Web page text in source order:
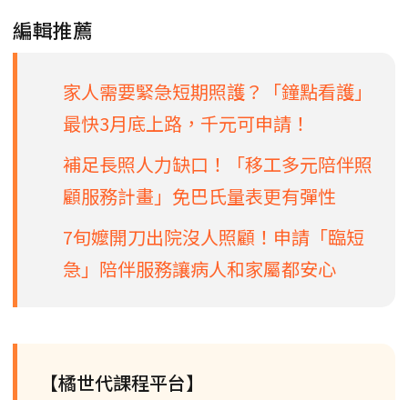
編輯推薦
家人需要緊急短期照護？「鐘點看護」
最快3月底上路，千元可申請！
補足長照人力缺口！「移工多元陪伴照
顧服務計畫」免巴氏量表更有彈性
7旬嬤開刀出院沒人照顧！申請「臨短
急」陪伴服務讓病人和家屬都安心
【橘世代課程平台】